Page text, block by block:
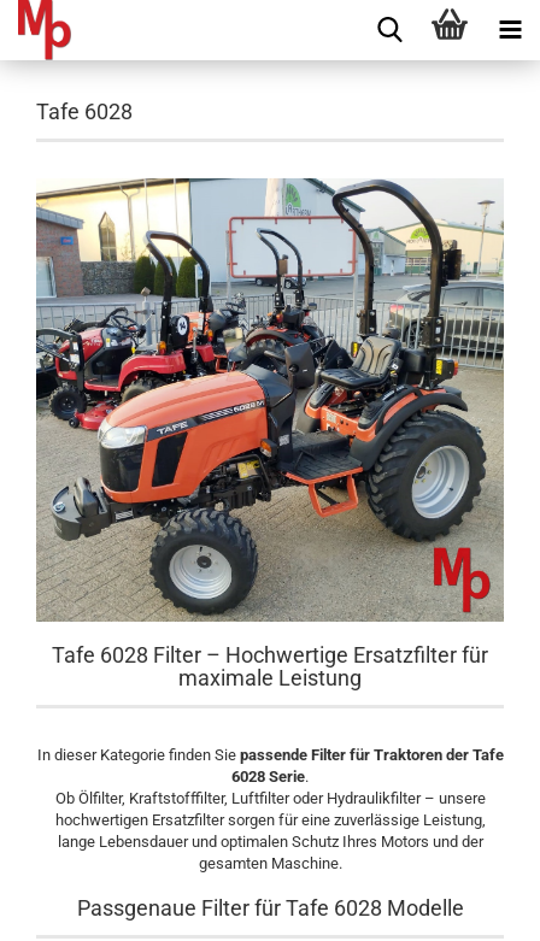
Tafe 6028
Tafe 6028 Filter – Hochwertige Ersatzfilter für
maximale Leistung
In dieser Kategorie finden Sie passende Filter für Traktoren der Tafe
6028 Serie.
Ob Ölfilter, Kraftstofffilter, Luftfilter oder Hydraulikfilter – unsere
hochwertigen Ersatzfilter sorgen für eine zuverlässige Leistung,
lange Lebensdauer und optimalen Schutz Ihres Motors und der
gesamten Maschine.
Passgenaue Filter für Tafe 6028 Modelle